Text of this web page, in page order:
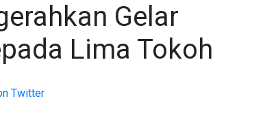
Gelar
Lima Tokoh